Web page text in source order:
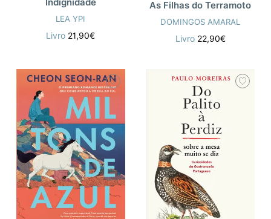
Indignidade
LEA YPI
Livro 21,90€
As Filhas do Terramoto
DOMINGOS AMARAL
Livro 22,90€